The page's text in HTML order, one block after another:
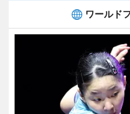
ワールド